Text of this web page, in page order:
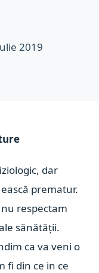
2019
dar
prematur.
respectam
sănătății.
ca va veni o
fi din ce in ce